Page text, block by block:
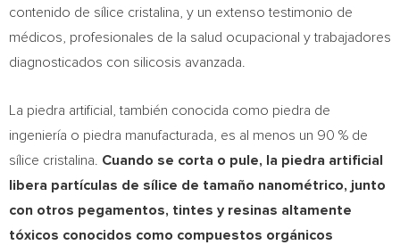
contenido de sílice cristalina, y un extenso testimonio de
médicos, profesionales de la salud ocupacional y trabajadores
diagnosticados con silicosis avanzada.
La piedra artificial, también conocida como piedra de
ingeniería o piedra manufacturada, es al menos un 90 % de
sílice cristalina. Cuando se corta o pule, la piedra artificial
libera partículas de sílice de tamaño nanométrico, junto
con otros pegamentos, tintes y resinas altamente
tóxicos conocidos como compuestos orgánicos